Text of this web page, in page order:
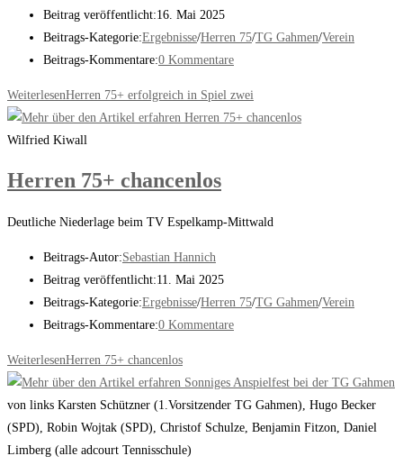
Beitrag veröffentlicht:16. Mai 2025
Beitrags-Kategorie:Ergebnisse/Herren 75/TG Gahmen/Verein
Beitrags-Kommentare:0 Kommentare
WeiterlesenHerren 75+ erfolgreich in Spiel zwei
Wilfried Kiwall
Herren 75+ chancenlos
Deutliche Niederlage beim TV Espelkamp-Mittwald
Beitrags-Autor:Sebastian Hannich
Beitrag veröffentlicht:11. Mai 2025
Beitrags-Kategorie:Ergebnisse/Herren 75/TG Gahmen/Verein
Beitrags-Kommentare:0 Kommentare
WeiterlesenHerren 75+ chancenlos
von links Karsten Schützner (1.Vorsitzender TG Gahmen), Hugo Becker
(SPD), Robin Wojtak (SPD), Christof Schulze, Benjamin Fitzon, Daniel
Limberg (alle adcourt Tennisschule)